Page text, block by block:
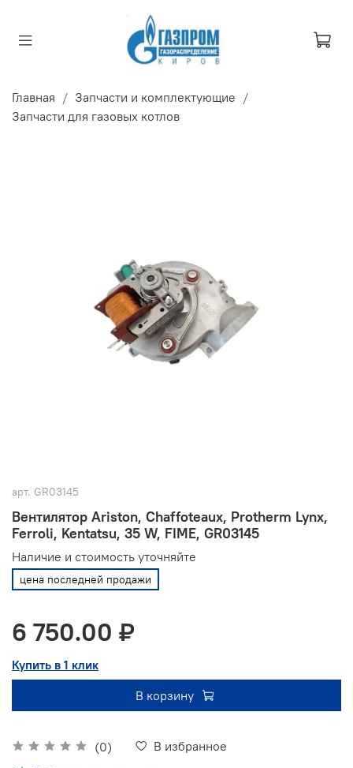
Главная
Запчасти и комплектующие
Запчасти для газовых котлов
арт. GR03145
Вентилятор Ariston, Chaffoteaux, Protherm Lynx,
Ferroli, Kentatsu, 35 W, FIME, GR03145
(0)
В избранное
Наличие и стоимость уточняйте
цена последней продажи
6 750.00 ₽
Купить в 1 клик
В корзину